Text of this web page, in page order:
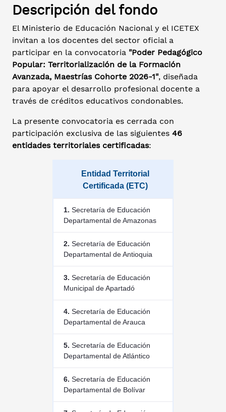
Descripción del fondo
El Ministerio de Educación Nacional y el ICETEX
invitan a los docentes del sector oficial a
participar en la convocatoria "Poder Pedagógico
Popular: Territorialización de la Formación
Avanzada, Maestrías Cohorte 2026-1", diseñada
para apoyar el desarrollo profesional docente a
través de créditos educativos condonables.
La presente convocatoria es cerrada con
participación exclusiva de las siguientes 46
entidades territoriales certificadas:
Entidad Territorial
Certificada (ETC)
1. Secretaría de Educación
Departamental de Amazonas
2. Secretaría de Educación
Departamental de Antioquia
3. Secretaría de Educación
Municipal de Apartadó
4. Secretaría de Educación
Departamental de Arauca
5. Secretaría de Educación
Departamental de Atlántico
6. Secretaría de Educación
Departamental de Bolívar